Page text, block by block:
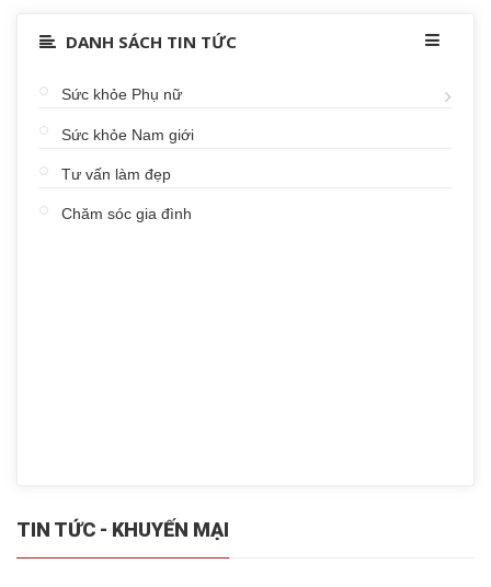
DANH SÁCH TIN TỨC
Sức khỏe Phụ nữ
Sức khỏe Nam giới
Tư vấn làm đẹp
Chăm sóc gia đình
TIN TỨC - KHUYẾN MẠI